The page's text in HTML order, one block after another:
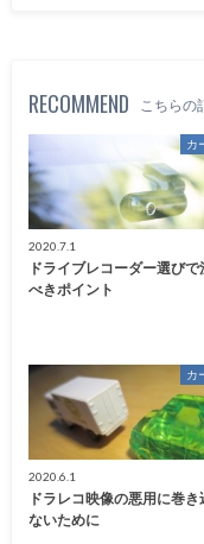
RECOMMEND こちらの
カ
2020.7.1
ドライブレコーダー選びで
べきポイント
カ
2020.6.1
ドラレコ映像の悪用に巻き
ないために